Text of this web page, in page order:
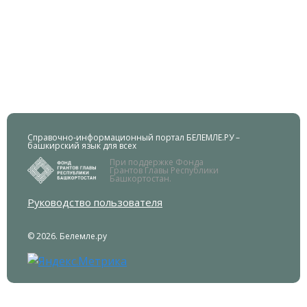
Справочно-информационный портал БЕЛЕМЛЕ.РУ –
башкирский язык для всех
При поддержке Фонда
Грантов Главы Республики
Башкортостан.
Руководство пользователя
© 2026. Белемле.ру